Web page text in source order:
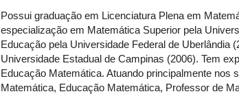
Possui graduação em Licenciatura Plena em
especialização em Matemática Superior pela
Educação pela Universidade Federal de Uberlândia
Universidade Estadual de Campinas (2006). Tem
Educação Matemática. Atuando principalmente nos
Matemática, Educação Matemática, Professor de